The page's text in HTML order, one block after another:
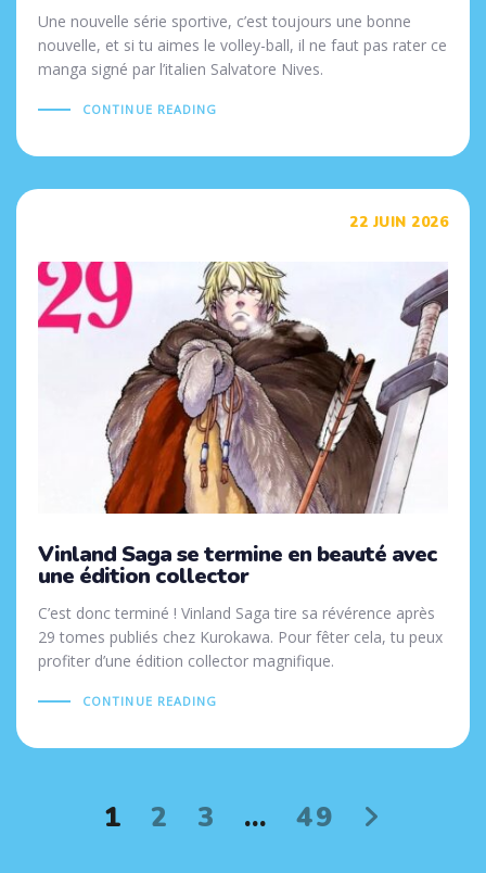
Une nouvelle série sportive, c’est toujours une bonne
nouvelle, et si tu aimes le volley-ball, il ne faut pas rater ce
manga signé par l’italien Salvatore Nives.
CONTINUE READING
22 JUIN 2026
Vinland Saga se termine en beauté avec
une édition collector
C’est donc terminé ! Vinland Saga tire sa révérence après
29 tomes publiés chez Kurokawa. Pour fêter cela, tu peux
profiter d’une édition collector magnifique.
CONTINUE READING
1 2 3 … 49